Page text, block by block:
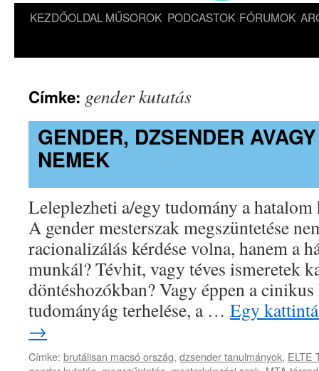
KEZDŐOLDAL MŰSOROK PODCASTOK FÓRUMOK
Címke: gender kutatás
GENDER, DZSENDER
NEMEK
Leleplezheti a/egy tudomány a
A gender mesterszak megszüntetése
racionalizálás kérdése volna, hanem a
munkál? Tévhit, vagy téves ismeretek
döntéshozókban? Vagy éppen a
tudományág terhelése, a … Egy
→
Címke: brutálisan macsó ország, dzsender tanulmányok, ELTE